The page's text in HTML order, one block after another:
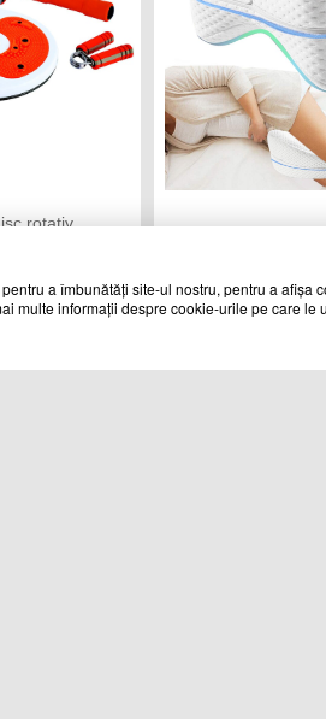
rotativ,
89 lei
Perna ortopedica
Cod produs
a îmbunătăți site-ul nostru, pentru a afișa
multe informații despre cookie-urile pe care le